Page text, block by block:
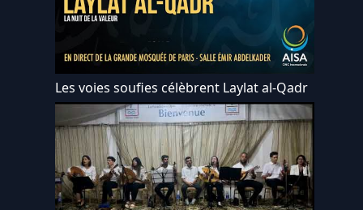
Les voies soufies célèbrent Laylat al-Qadr